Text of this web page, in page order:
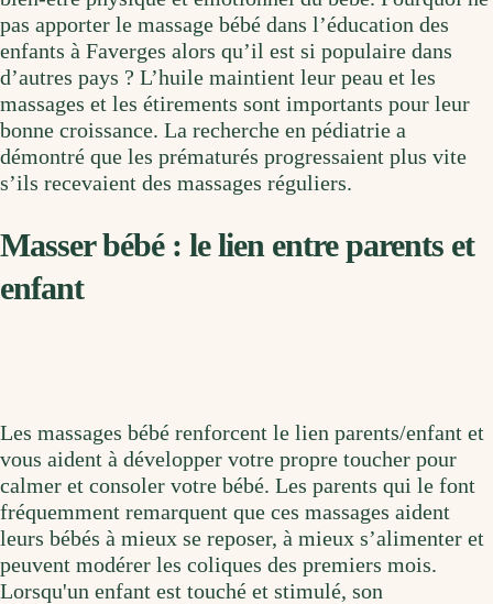
pas apporter le massage bébé dans l’éducation des
enfants à Faverges alors qu’il est si populaire dans
d’autres pays ? L’huile maintient leur peau et les
massages et les étirements sont importants pour leur
bonne croissance. La recherche en pédiatrie a
démontré que les prématurés progressaient plus vite
s’ils recevaient des massages réguliers.
Masser bébé : le lien entre parents et
enfant
Les massages bébé renforcent le lien parents/enfant et
vous aident à développer votre propre toucher pour
calmer et consoler votre bébé. Les parents qui le font
fréquemment remarquent que ces massages aident
leurs bébés à mieux se reposer, à mieux s’alimenter et
peuvent modérer les coliques des premiers mois.
Lorsqu'un enfant est touché et stimulé, son